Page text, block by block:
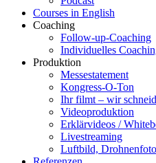
Courses in English
Coaching
Follow-up-Coaching
Individuelles
Produktion
Messestatement
Kongress-O-Ton
Ihr filmt – wir
Videoproduktion
Erklärvideos /
Livestreaming
Luftbild,